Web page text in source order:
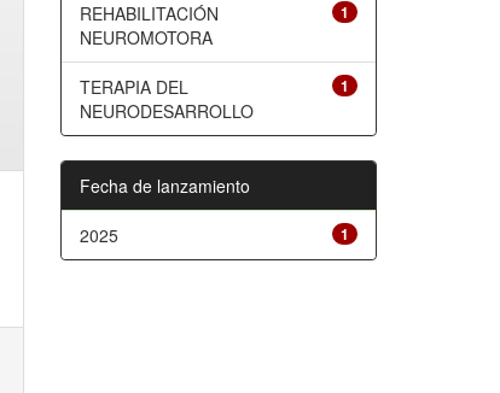
1
REHABILITACIÓN
NEUROMOTORA
1
TERAPIA DEL
NEURODESARROLLO
Fecha de lanzamiento
1
2025